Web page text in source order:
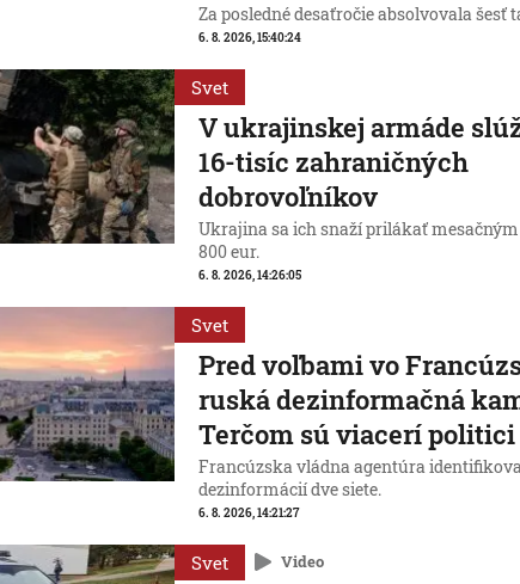
Za posledné desaťročie absolvovala šesť
6. 8. 2026, 15:40:24
Svet
V ukrajinskej armáde
16-tisíc zahraničných
dobrovoľníkov
Ukrajina sa ich snaží prilákať
800 eur.
6. 8. 2026, 14:26:05
Svet
Pred voľbami vo
ruská dezinformačná
Terčom sú viacerí politici
Francúzska vládna agentúra
dezinformácií dve siete.
6. 8. 2026, 14:21:27
Svet Video